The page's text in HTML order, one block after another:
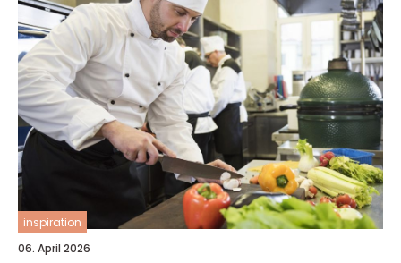
inspiration
06. April 2026